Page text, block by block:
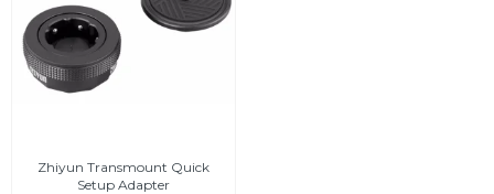
Zhiyun Transmount Quick
Setup Adapter